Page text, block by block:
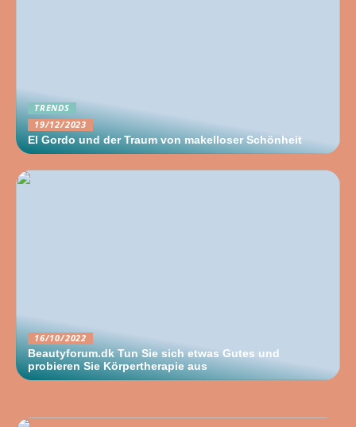
TRENDS
19/12/2023
El Gordo und der Traum von makelloser Schönheit
16/10/2022
Beautyforum.dk Tun Sie sich etwas Gutes und
probieren Sie Körpertherapie aus